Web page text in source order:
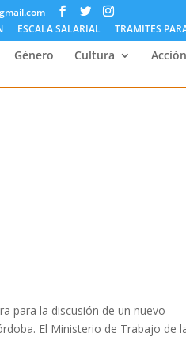
ESCALA SALARIAL TRAMITES
Género Cultura
para la discusión de un nuevo
El Ministerio de Trabajo de